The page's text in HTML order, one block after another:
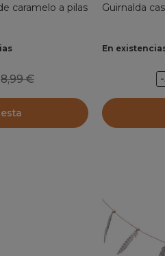
caramelo a pilas
8,99
Guirnalda
En